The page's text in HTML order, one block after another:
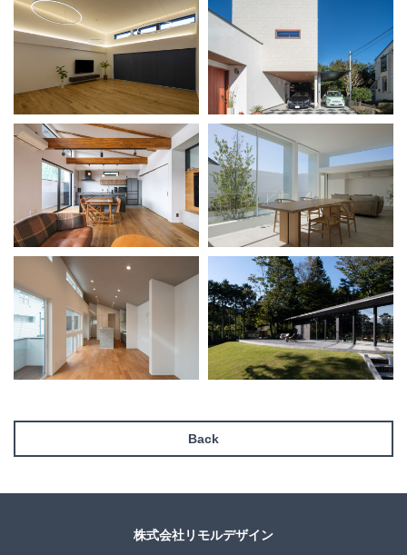
Back
株式会社リモルデザイン